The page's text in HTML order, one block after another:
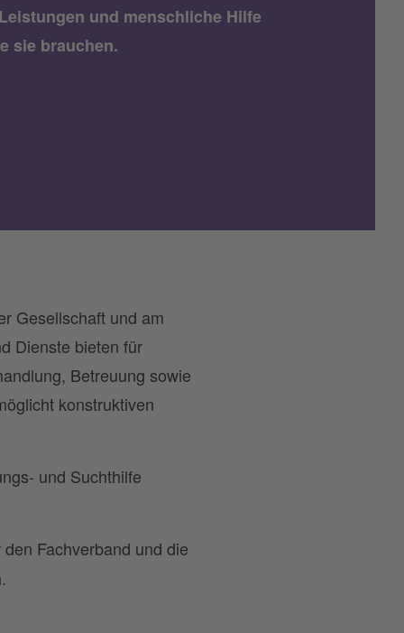
und menschliche Hilfe
sie brauchen.
Gesellschaft und am
Dienste bieten für
Betreuung sowie
konstruktiven
und Suchthilfe
Fachverband und die